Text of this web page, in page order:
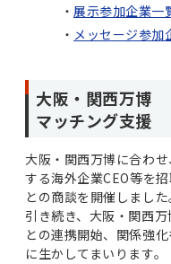
展示参加企業一
メッセージ参加
大阪・関西万博
マッチング支援
大阪・関西万博に合わ
する海外企業CEO等を
との商談を開催しました
引き続き、大阪・関西
との連携開始、関係強
に生かしてまいります。